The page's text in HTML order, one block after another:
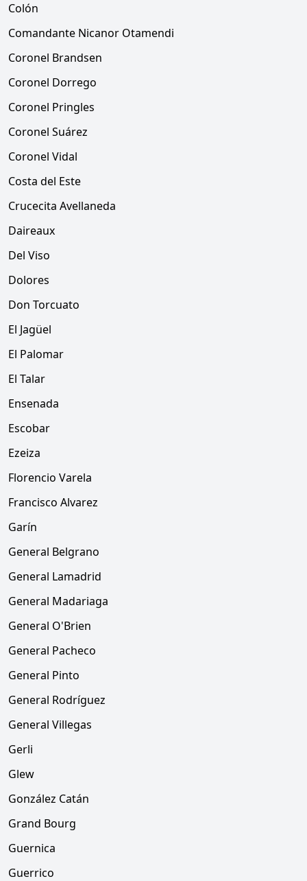
Colón
Comandante Nicanor Otamendi
Coronel Brandsen
Coronel Dorrego
Coronel Pringles
Coronel Suárez
Coronel Vidal
Costa del Este
Crucecita Avellaneda
Daireaux
Del Viso
Dolores
Don Torcuato
El Jagüel
El Palomar
El Talar
Ensenada
Escobar
Ezeiza
Florencio Varela
Francisco Alvarez
Garín
General Belgrano
General Lamadrid
General Madariaga
General O'Brien
General Pacheco
General Pinto
General Rodríguez
General Villegas
Gerli
Glew
González Catán
Grand Bourg
Guernica
Guerrico